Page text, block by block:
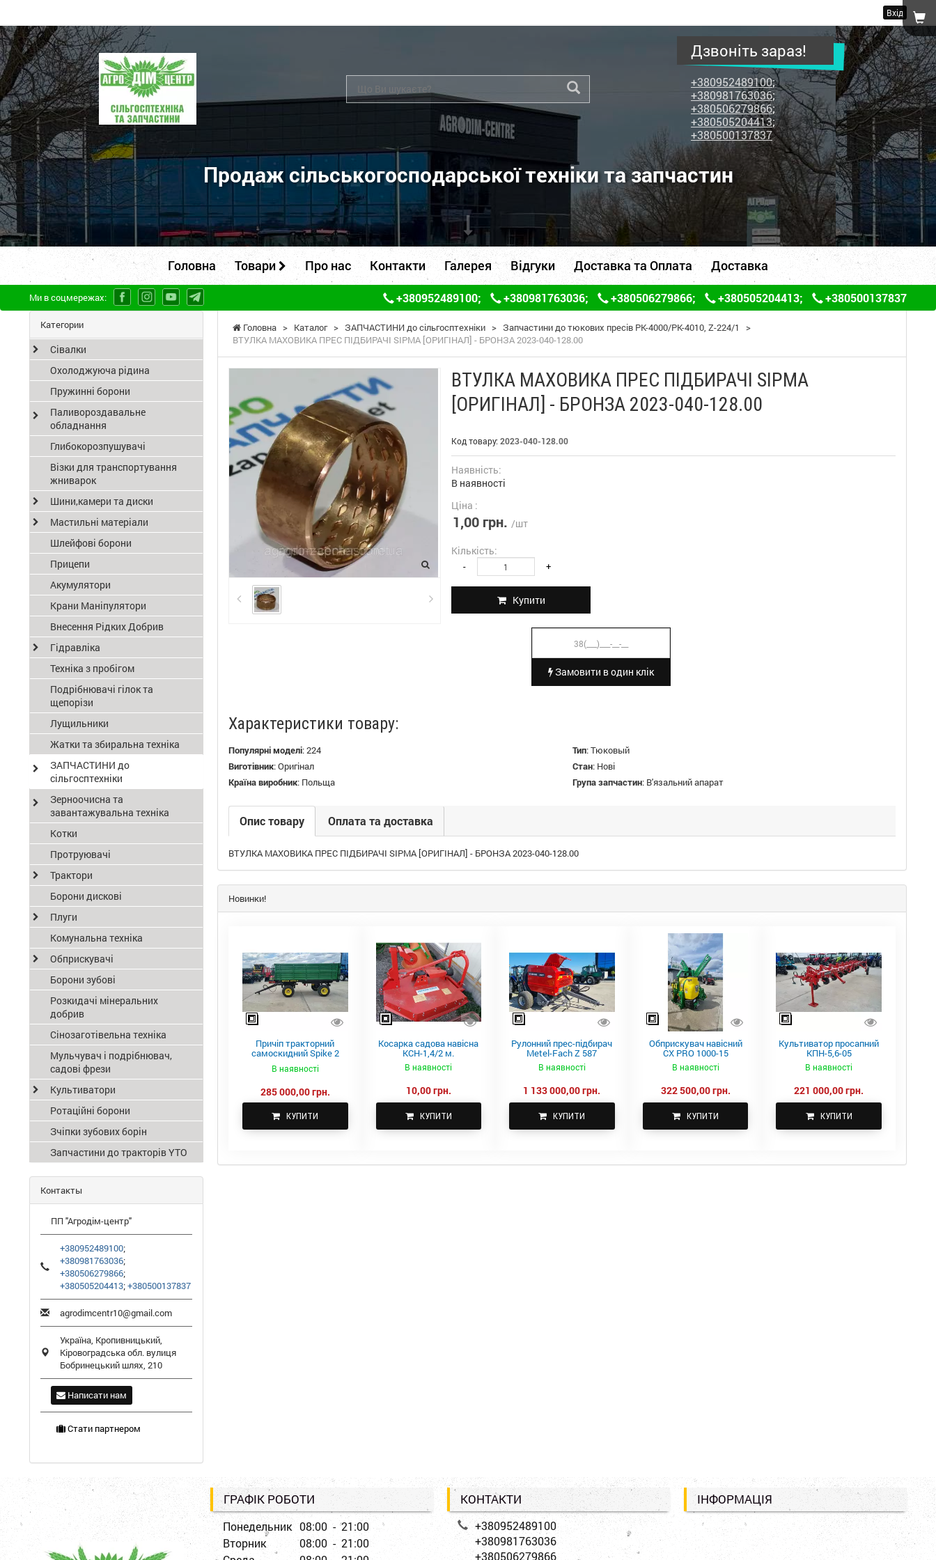
Вхід
ПП
"Агродім-
центр"
-
продаж
сільськогосподарської
техніки
та
запчастин
Дзвоніть зараз!
+380952489100;
+380981763036;
+380506279866;
+380505204413;
+380500137837
Продаж сільськогосподарської техніки та запчастин
Головна Товари Про нас Контакти Галерея Відгуки Доставка та Оплата Доставка
Ми в соцмережах: +380952489100; +380981763036; +380506279866; +380505204413; +380500137837
Головна > Каталог > ЗАПЧАСТИНИ до сільгосптехніки > Запчастини до тюкових пресів PK-4000/PK-4010, Z-224/1
>
ВТУЛКА МАХОВИКА ПРЕС ПІДБИРАЧІ SIPMA [ОРИГІНАЛ] - БРОНЗА 2023-040-128.00
ВТУЛКА МАХОВИКА ПРЕС ПІДБИРАЧІ SIPMA
[ОРИГІНАЛ] - БРОНЗА 2023-040-128.00
Код товару: 2023-040-128.00
Наявність:
В наявності
Ціна :
1,00 грн. /шт
Кількість:
- +
Купити
Замовити в один клік
Характеристики товару:
Популярні моделі:224 Тип:Тюковый
Виготівник:Оригінал Стан: Нові
Країна виробник: Польща Група запчастин: В'язальний апарат
Опис товару Оплата та доставка
ВТУЛКА МАХОВИКА ПРЕС ПІДБИРАЧІ SIPMA [ОРИГІНАЛ] - БРОНЗА 2023-040-128.00
Новинки!
Причіп тракторний
самоскидний Spike 2
В наявності
285 000,00 грн.
КУПИТИ
Косарка садова навісна
КСН-1,4/2 м.
В наявності
10,00 грн.
КУПИТИ
Рулонний прес-підбирач
Metel-Fach Z 587
В наявності
1 133 000,00 грн.
КУПИТИ
Обприскувач навісний
CX PRO 1000-15
В наявності
322 500,00 грн.
КУПИТИ
Культиватор просапний
КПН-5,6-05
В наявності
221 000,00 грн.
КУПИТИ
Категории
Сівалки
Охолоджуюча рідина
Пружинні борони
Паливороздавальне
обладнання
Глибокорозпушувачі
Візки для транспортування
жниварок
Шини,камери та диски
Мастильні матеріали
Шлейфові борони
Прицепи
Акумулятори
Крани Маніпулятори
Внесення Рідких Добрив
Гідравліка
Техніка з пробігом
Подрібнювачі гілок та
щепорізи
Лущильники
Жатки та збиральна техніка
ЗАПЧАСТИНИ до
сільгосптехніки
Зерноочисна та
завантажувальна техніка
Котки
Протруювачі
Трактори
Борони дискові
Плуги
Комунальна техніка
Обприскувачі
Борони зубові
Розкидачі мінеральних
добрив
Сінозаготівельна техніка
Мульчувач і подрібнювач,
садові фрези
Культиватори
Ротаційні борони
Зчіпки зубових борін
Запчастини до тракторів YTO
Контакты
ПП "Агродім-центр"
+380952489100;
+380981763036;
+380506279866;
+380505204413;+380500137837
agrodimcentr10@gmail.com
Україна, Кропивницький,
Кіровоградська обл. вулиця
Бобринецький шлях, 210
Написати нам
Стати партнером
ГРАФІК РОБОТИ
Понедельник 08:00 - 21:00
Вторник
08:00 - 21:00
КОНТАКТИ
+380952489100
+380981763036
+380506279866
ІНФОРМАЦІЯ